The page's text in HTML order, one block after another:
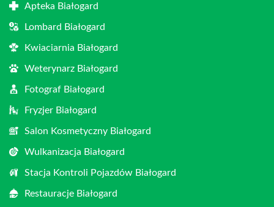
Apteka Białogard
Lombard Białogard
Kwiaciarnia Białogard
Weterynarz Białogard
Fotograf Białogard
Fryzjer Białogard
Salon Kosmetyczny Białogard
Wulkanizacja Białogard
Stacja Kontroli Pojazdów Białogard
Restauracje Białogard